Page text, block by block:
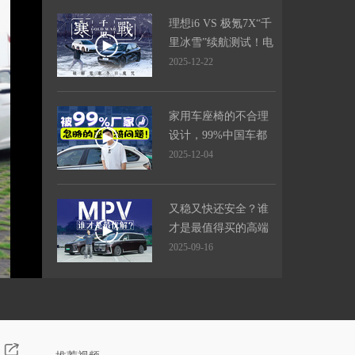
理想i6 VS 极氪7X“千
里冰雪”续航测试！电
车真不过山海关？
2025-12-22
家用车座椅的不合理
设计，99%中国车都
有这问题！
2025-12-04
又稳又快还安全？谁
才是最值得买的高端
MPV！
2025-09-16
到，比起混动“保定普